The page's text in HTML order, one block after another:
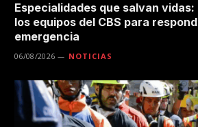
Especialidades que salvan
los equipos del CBS para
emergencia
06/08/2026 NOTICIAS